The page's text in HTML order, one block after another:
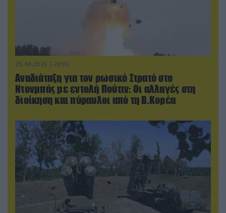
05.08.2026 | 20:02
Αναδιάταξη για τον ρωσικό Στρατό στο
Ντονμπάς με εντολή Πούτιν: Οι αλλαγές στη
διοίκηση και πύραυλοι από τη Β.Κορέα